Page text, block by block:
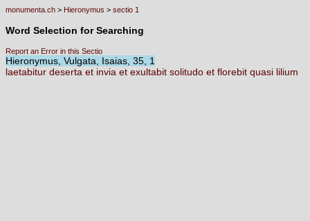
monumenta.ch > Hieronymus > sectio 1
Word Selection for Searching
Report an Error in this Sectio
Hieronymus, Vulgata, Isaias, 35, 1
laetabitur deserta et invia et exultabit solitudo et florebit quasi lilium